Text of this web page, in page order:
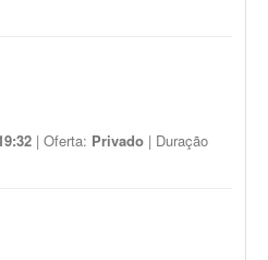
| Oferta: Privado | Duração